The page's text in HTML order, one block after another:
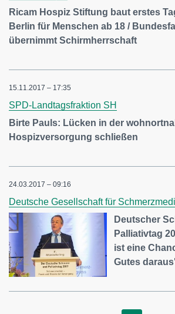
Ricam Hospiz Stiftung baut erstes
Berlin für Menschen ab 18 /
übernimmt Schirmherrschaft
15.11.2017 – 17:35
SPD-Landtagsfraktion SH
Birte Pauls: Lücken in der
Hospizversorgung schließen
24.03.2017 – 09:16
Deutsche Gesellschaft für
Deutscher
Palliativtag
ist eine
Gutes